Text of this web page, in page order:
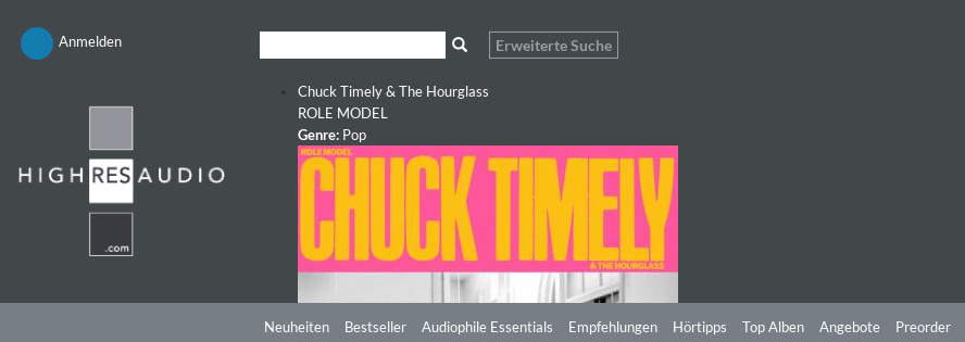
Anmelden Erweiterte Suche
Chuck Timely & The Hourglass
ROLE MODEL
Genre: Pop
Neuheiten Bestseller Audiophile Essentials Empfehlungen Hörtipps Top Alben Angebote Preorder